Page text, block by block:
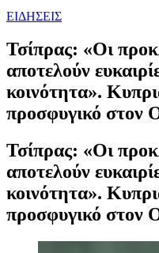
ΕΙΔΗΣΕΙΣ
Τσίπρας: «Οι
αποτελούν
κοινότητα».
προσφυγικό στον
Τσίπρας: «Οι
αποτελούν
κοινότητα».
προσφυγικό στον